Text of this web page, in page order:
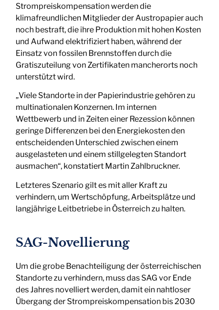
Strompreiskompensation werden die
klimafreundlichen Mitglieder der Austropapier auch
noch bestraft, die ihre Produktion mit hohen Kosten
und Aufwand elektrifiziert haben, während der
Einsatz von fossilen Brennstoffen durch die
Gratiszuteilung von Zertifikaten mancherorts noch
unterstützt wird.
„Viele Standorte in der Papierindustrie gehören zu
multinationalen Konzernen. Im internen
Wettbewerb und in Zeiten einer Rezession können
geringe Differenzen bei den Energiekosten den
entscheidenden Unterschied zwischen einem
ausgelasteten und einem stillgelegten Standort
ausmachen“, konstatiert Martin Zahlbruckner.
Letzteres Szenario gilt es mit aller Kraft zu
verhindern, um Wertschöpfung, Arbeitsplätze und
langjährige Leitbetriebe in Österreich zu halten.
SAG-Novellierung
Um die grobe Benachteiligung der österreichischen
Standorte zu verhindern, muss das SAG vor Ende
des Jahres novelliert werden, damit ein nahtloser
Übergang der Strompreiskompensation bis 2030